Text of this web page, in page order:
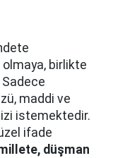
olmaya, birlikte
maddi ve
istemektedir.
ifade
düşman